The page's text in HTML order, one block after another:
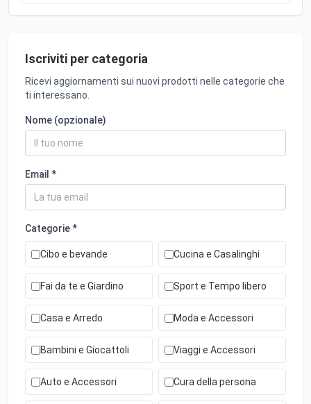
Iscriviti per categoria
Ricevi aggiornamenti sui nuovi prodotti nelle categorie che
ti interessano.
Nome (opzionale)
Email *
Categorie *
Cibo e bevande Cucina e Casalinghi
Fai da te e Giardino Sport e Tempo libero
Casa e Arredo Moda e Accessori
Bambini e Giocattoli Viaggi e Accessori
Auto e Accessori Cura della persona